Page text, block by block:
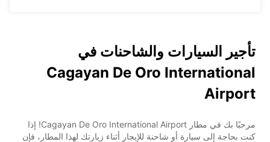
تأجير السيارات والشاحنات في
Cagayan De Oro International
Airport
مرحبًا بك في مطار Cagayan De Oro International Airport! إذا
كنت بحاجة إلى سيارة أو شاحنة للإيجار أثناء زيارتك لهذا المطار، فإن